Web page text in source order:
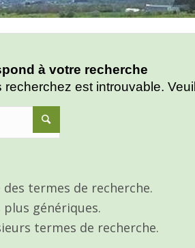
à votre recherche
est introuvable.
termes de recherche.
génériques.
termes de recherche.